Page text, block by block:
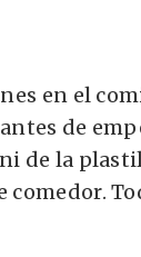
en el
de
de la
comedor.